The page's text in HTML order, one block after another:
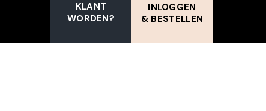
KLANT
WORDEN?
INLOGGEN
& BESTELLEN